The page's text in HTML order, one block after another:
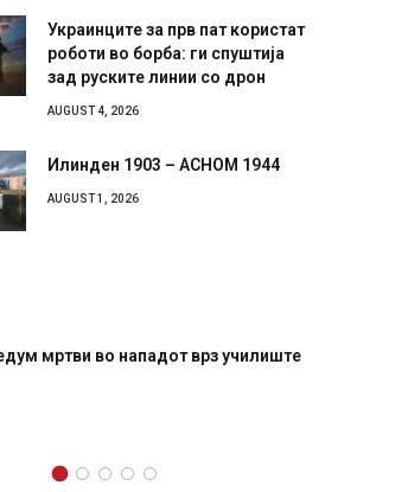
Украинците за прв пат користат
роботи во борба: ги спуштија
зад руските линии со дрон
AUGUST 4, 2026
Илинден 1903 – АСНОМ 1944
AUGUST 1, 2026
СОЗИС: Украинците повеќе им веруваат на